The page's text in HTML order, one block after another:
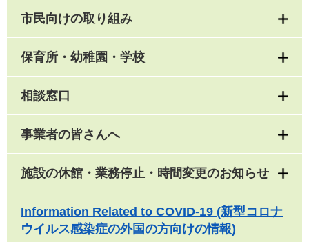
市民向けの取り組み
保育所・幼稚園・学校
相談窓口
事業者の皆さんへ
施設の休館・業務停止・時間変更のお知らせ
Information Related to COVID-19 (新型コロナ
ウイルス感染症の外国の方向けの情報)